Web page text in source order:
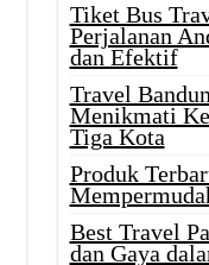
Tiket Bus
Perjalanan
dan Efektif
Travel
Menikmati
Tiga Kota
Produk
Best Travel
dan Gaya